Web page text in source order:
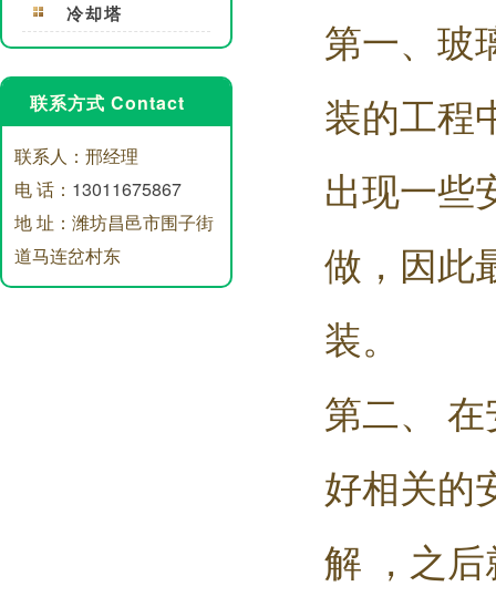
冷却塔
联系方式 Contact
联系人：邢经理
电 话： 13011675867
地 址：潍坊昌邑市围子街
道马连岔村东
第一、玻
装的工程
出现一些
做，因此
装。
第二、
好相关的
解 ，之